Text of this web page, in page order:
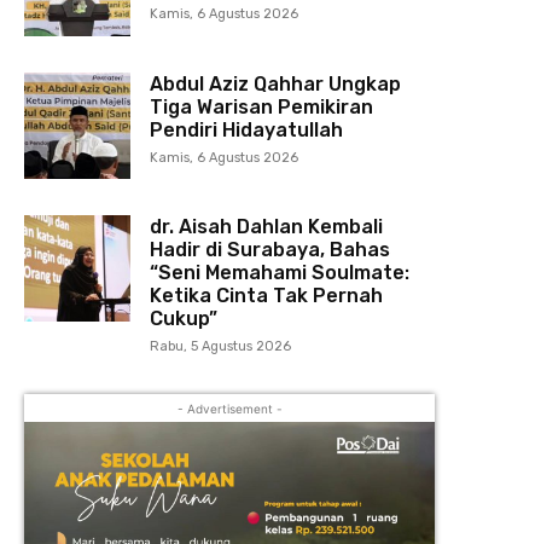
Kamis, 6 Agustus 2026
Abdul Aziz Qahhar Ungkap
Tiga Warisan Pemikiran
Pendiri Hidayatullah
Kamis, 6 Agustus 2026
dr. Aisah Dahlan Kembali
Hadir di Surabaya, Bahas
“Seni Memahami Soulmate:
Ketika Cinta Tak Pernah
Cukup”
Rabu, 5 Agustus 2026
- Advertisement -